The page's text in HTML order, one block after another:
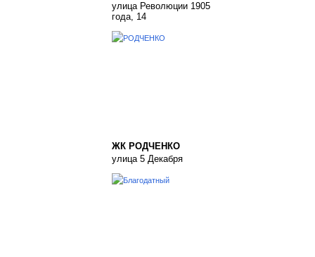
улица Революции 1905
года, 14
ЖК РОДЧЕНКО
улица 5 Декабря